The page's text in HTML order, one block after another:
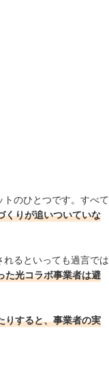
トのひとつです。すべて
くりが追いついていな
るといっても過言では
た光コラボ事業者は避
りすると、事業者の実